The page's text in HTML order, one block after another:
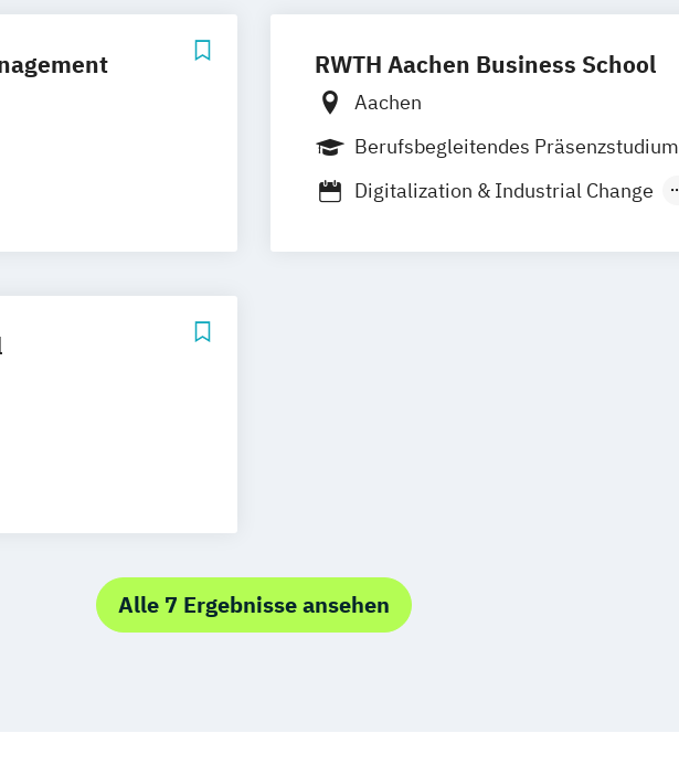
RWTH Aachen Business School
Aachen
Berufsbegleitendes Präsenzstudium
Vollzeit
Digitalization & Industrial Change
Alle 7 Ergebnisse ansehen